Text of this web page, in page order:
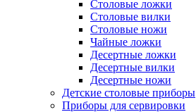
Столовые ложки
Столовые вилки
Столовые ножи
Чайные ложки
Десертные ложки
Десертные вилки
Десертные ножи
Детские столовые приборы
Приборы для сервировки